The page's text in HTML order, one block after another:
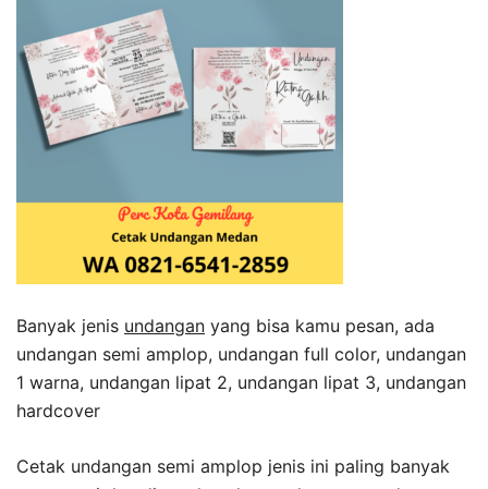
Banyak jenis undangan yang bisa kamu pesan, ada
undangan semi amplop, undangan full color, undangan
1 warna, undangan lipat 2, undangan lipat 3, undangan
hardcover
Cetak undangan semi amplop jenis ini paling banyak